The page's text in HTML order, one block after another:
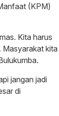
(KPM)
Kita harus
Masyarakat kita
jangan jadi
di